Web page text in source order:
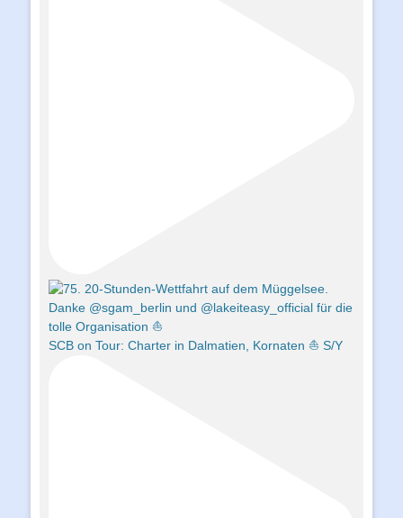
SCB on Tour: Charter in Dalmatien, Kornaten ⛵️ S/Y